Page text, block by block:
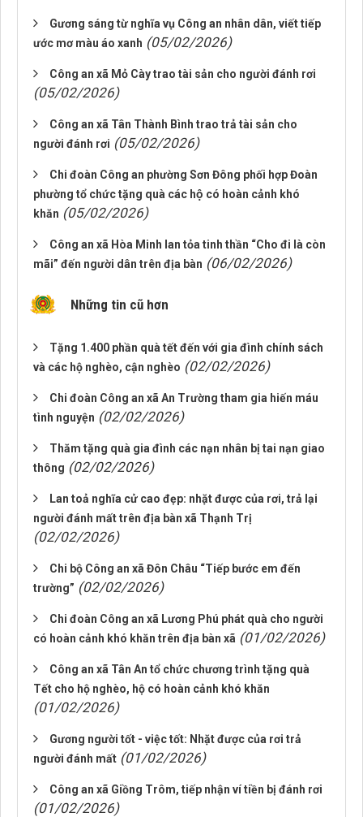
Gương sáng từ nghĩa vụ Công an nhân dân, viết tiếp
ước mơ màu áo xanh (05/02/2026)
Công an xã Mỏ Cày trao tài sản cho người đánh rơi
(05/02/2026)
Công an xã Tân Thành Bình trao trả tài sản cho
người đánh rơi (05/02/2026)
Chi đoàn Công an phường Sơn Đông phối hợp Đoàn
phường tổ chức tặng quà các hộ có hoàn cảnh khó
khăn (05/02/2026)
Công an xã Hòa Minh lan tỏa tinh thần “Cho đi là còn
mãi” đến người dân trên địa bàn (06/02/2026)
Những tin cũ hơn
Tặng 1.400 phần quà tết đến với gia đình chính sách
và các hộ nghèo, cận nghèo (02/02/2026)
Chi đoàn Công an xã An Trường tham gia hiến máu
tình nguyện (02/02/2026)
Thăm tặng quà gia đình các nạn nhân bị tai nạn giao
thông (02/02/2026)
Lan toả nghĩa cử cao đẹp: nhặt được của rơi, trả lại
người đánh mất trên địa bàn xã Thạnh Trị
(02/02/2026)
Chi bộ Công an xã Đôn Châu “Tiếp bước em đến
trường” (02/02/2026)
Chi đoàn Công an xã Lương Phú phát quà cho người
có hoàn cảnh khó khăn trên địa bàn xã (01/02/2026)
Công an xã Tân An tổ chức chương trình tặng quà
Tết cho hộ nghèo, hộ có hoàn cảnh khó khăn
(01/02/2026)
Gương người tốt - việc tốt: Nhặt được của rơi trả
người đánh mất (01/02/2026)
Công an xã Giồng Trôm, tiếp nhận ví tiền bị đánh rơi
(01/02/2026)